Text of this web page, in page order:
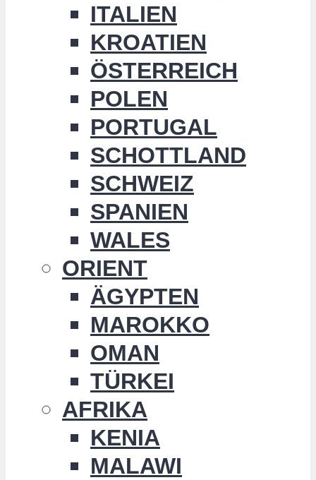
ITALIEN
KROATIEN
ÖSTERREICH
POLEN
PORTUGAL
SCHOTTLAND
SCHWEIZ
SPANIEN
WALES
ORIENT
ÄGYPTEN
MAROKKO
OMAN
TÜRKEI
AFRIKA
KENIA
MALAWI